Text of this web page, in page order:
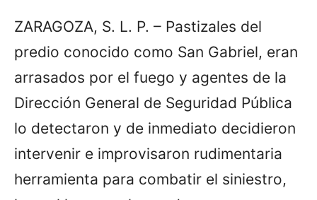
ZARAGOZA, S. L. P. – Pastizales del
predio conocido como San Gabriel, eran
arrasados por el fuego y agentes de la
Dirección General de Seguridad Pública
lo detectaron y de inmediato decidieron
intervenir e improvisaron rudimentaria
herramienta para combatir el siniestro,